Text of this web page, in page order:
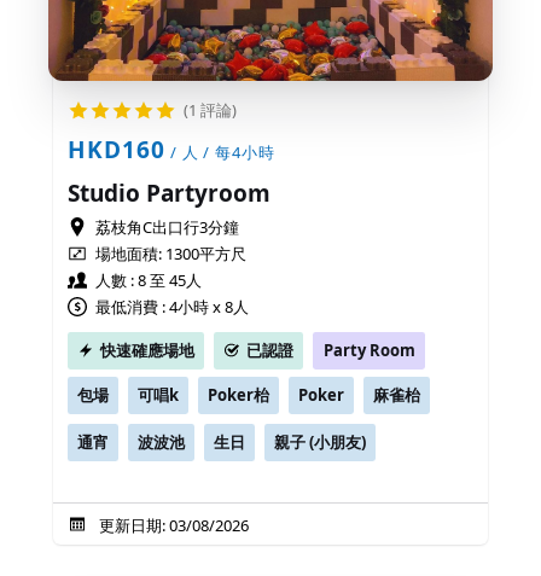
(1 評論)
HKD160 / 人 / 每4小時
Studio Partyroom
荔枝角C出口行3分鐘
場地面積: 1300平方尺
人數 : 8 至 45人
最低消費 : 4小時 x 8人
快速確應場地
已認證 Party Room
包場 可唱k Poker枱 Poker 麻雀枱
通宵 波波池 生日 親子 (小朋友)
更新日期: 03/08/2026